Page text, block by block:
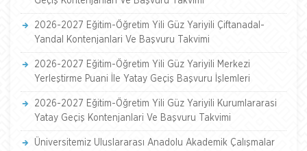
2026-2027 Eğitim-Öğretim Yili Güz Yariyili Çiftanadal-
Yandal Kontenjanlari Ve Başvuru Takvimi
2026-2027 Eğitim-Öğretim Yili Güz Yariyili Merkezi
Yerleştirme Puani İle Yatay Geçiş Başvuru İşlemleri
2026-2027 Eğitim-Öğretim Yili Güz Yariyili Kurumlararasi
Yatay Geçiş Kontenjanlari Ve Başvuru Takvimi
Üniversitemiz Uluslararası Anadolu Akademik Çalışmalar